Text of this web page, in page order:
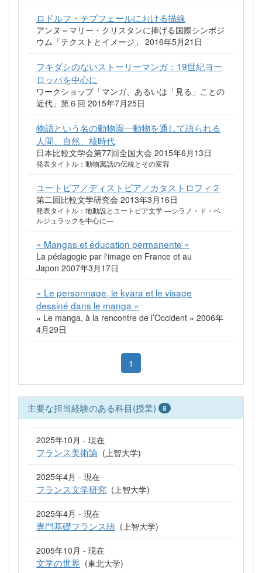
ロドルフ・テプフェールにおける描線
アンヌ＝マリー・クリスタンに捧げる国際シンポジ
ウム「テクストとイメージ」 2016年5月21日
フキダシのないストーリーマンガ：19世紀ヨー
ロッパを中心に
ワークショップ「マンガ、あるいは「見る」ことの
近代」第６回 2015年7月25日
物語という名の動物園―動物を通して語られる
人間、自然、核時代
日本比較文学会第77回全国大会 2015年6月13日
発表タイトル：動物寓話の伝統とその変容
ユートピア／ディストピア／カタストロフィ２
第二回比較文学研究会 2013年3月16日
発表タイトル：地動説とユートピア文学 ―シラノ・ド・ベ
ルジュラックを中心に―
« Mangas et éducation permanente »
La pédagogie par l'image en France et au
Japon 2007年3月17日
« Le personnage, le kyara et le visage
dessiné dans le manga »
« Le manga, à la rencontre de l’Occident » 2006年
4月29日
1
主要な担当経験のある科目(授業) 8
2025年10月 - 現在
フランス美術論 (上智大学)
2025年4月 - 現在
フランス文学研究 (上智大学)
2025年4月 - 現在
専門基礎フランス語 (上智大学)
2005年10月 - 現在
文学の世界 (東北大学)